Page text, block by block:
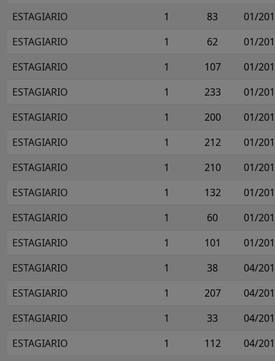
ESTAGIARIO
1 83
01/
ESTAGIARIO
1 62
01/
ESTAGIARIO
1 107
01/
ESTAGIARIO
1 233
01/
ESTAGIARIO
1 200
01/
ESTAGIARIO
1 212
01/
ESTAGIARIO
1 210
01/
ESTAGIARIO
1 132
01/
ESTAGIARIO
1 60
01/
ESTAGIARIO
1 101
01/
ESTAGIARIO
1 38
04/
ESTAGIARIO
1 207
04/
ESTAGIARIO
1 33
04/
ESTAGIARIO
1 112 04/